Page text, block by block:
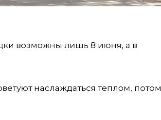
возможны лишь 8 июня, а в
наслаждаться теплом,